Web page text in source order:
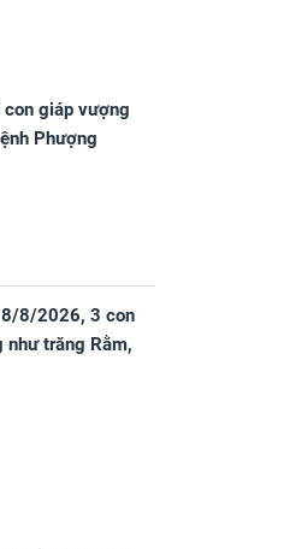
giáp vượng
Phượng
8/8/2026, 3 con
như trăng Rằm,